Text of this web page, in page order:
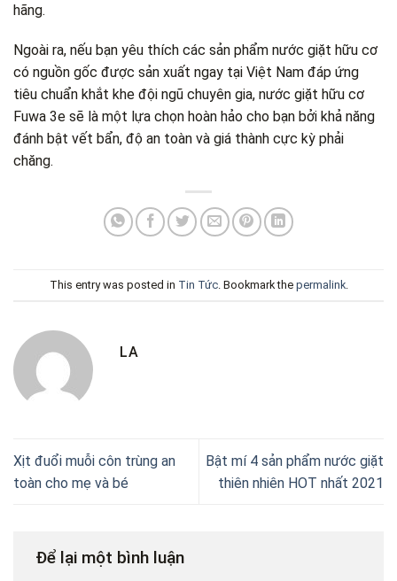
hãng.
Ngoài ra, nếu bạn yêu thích các sản phẩm nước giặt hữu cơ
có nguồn gốc được sản xuất ngay tại Việt Nam đáp ứng
tiêu chuẩn khắt khe đội ngũ chuyên gia, nước giặt hữu cơ
Fuwa 3e sẽ là một lựa chọn hoàn hảo cho bạn bởi khả năng
đánh bật vết bẩn, độ an toàn và giá thành cực kỳ phải
chăng.
This entry was posted in Tin Tức. Bookmark the permalink.
LA
Xịt đuổi muỗi côn trùng an
toàn cho mẹ và bé
Bật mí 4 sản phẩm nước giặt
thiên nhiên HOT nhất 2021
Để lại một bình luận